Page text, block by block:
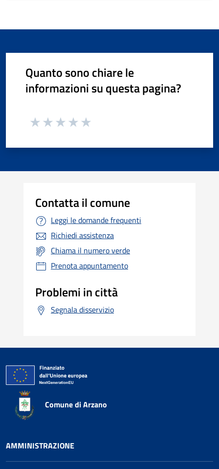
Quanto sono chiare le
informazioni su questa pagina?
Contatta il comune
Leggi le domande frequenti
Richiedi assistenza
Chiama il numero verde
Prenota appuntamento
Problemi in città
Segnala disservizio
Comune di Arzano
AMMINISTRAZIONE